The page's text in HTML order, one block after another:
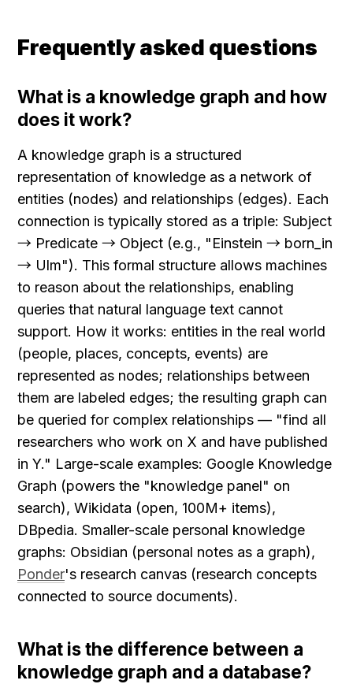
Frequently asked questions
What is a knowledge graph and how
does it work?
A knowledge graph is a structured
representation of knowledge as a network of
entities (nodes) and relationships (edges). Each
connection is typically stored as a triple: Subject
→ Predicate → Object (e.g., "Einstein → born_in
→ Ulm"). This formal structure allows machines
to reason about the relationships, enabling
queries that natural language text cannot
support. How it works: entities in the real world
(people, places, concepts, events) are
represented as nodes; relationships between
them are labeled edges; the resulting graph can
be queried for complex relationships — "find all
researchers who work on X and have published
in Y." Large-scale examples: Google Knowledge
Graph (powers the "knowledge panel" on
search), Wikidata (open, 100M+ items),
DBpedia. Smaller-scale personal knowledge
Ponder's research canvas (research concepts
connected to source documents).
What is the difference between a
knowledge graph and a database?